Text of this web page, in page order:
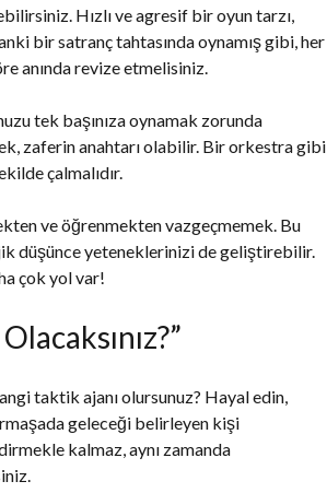
Hızlı ve agresif bir oyun tarzı,
bir satranç tahtasında oynamış gibi, her
anında revize etmelisiniz.
tek başınıza oynamak zorunda
zaferin anahtarı olabilir. Bir orkestra gibi
çalmalıdır.
ve öğrenmekten vazgeçmemek. Bu
düşünce yeteneklerinizi de geliştirebilir.
çok yol var!
taktik ajanı olursunuz? Hayal edin,
geleceği belirleyen kişi
kalmaz, aynı zamanda